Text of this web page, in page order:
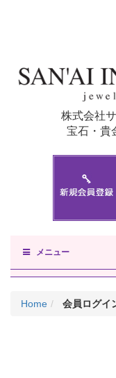
株式会社
宝石・貴
メニュー
Home 会員ログイ